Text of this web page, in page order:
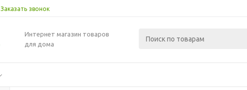
Заказать звонок
Интернет магазин товаров
для дома